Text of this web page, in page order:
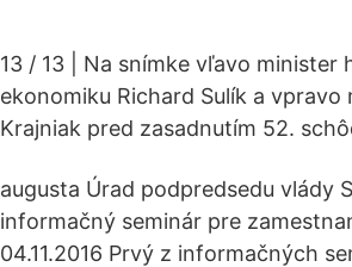
13 / 13 | Na snímke vľavo
ekonomiku Richard Sulík a
Krajniak pred zasadnutím 52.
augusta Úrad podpredsedu vlády
informačný seminár pre
04.11.2016 Prvý z informačných